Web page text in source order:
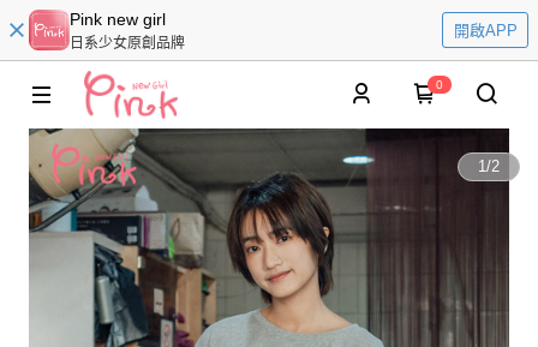
Pink new girl
日系少女原創品牌
開啟APP
0
1/2